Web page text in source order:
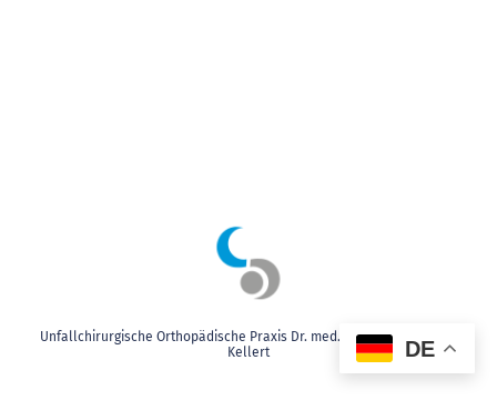
Unfallchirurgische Orthopädische Praxis Dr. med. Wagner & Dr. med.
Kellert
DE